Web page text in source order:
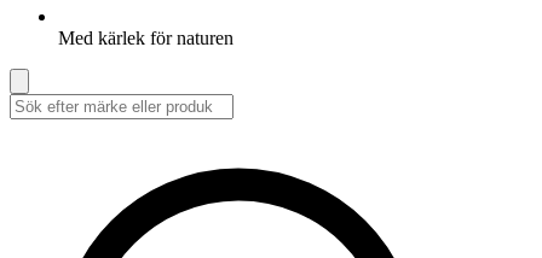
Med kärlek för naturen